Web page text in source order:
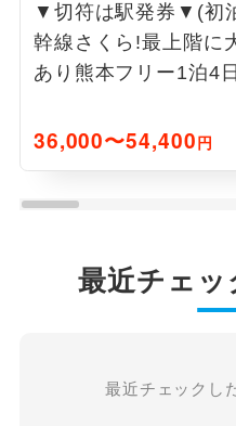
▼切符は駅発券▼(初
幹線さくら!最上階に
あり 熊本フリー1泊4日
36,000〜54,400円
最近チェッ
最近チェックし